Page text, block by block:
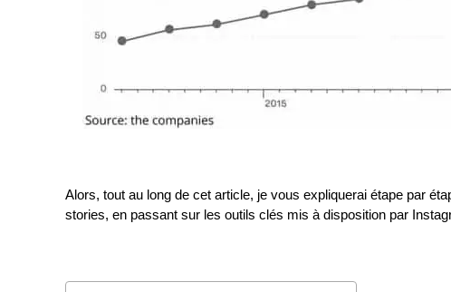
Alors, tout au long de cet article, je vous expliquerai étape par
stories, en passant sur les outils clés mis à disposition par